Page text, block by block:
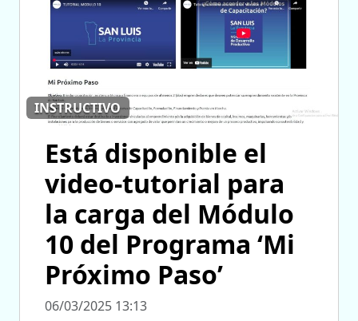
INSTRUCTIVO
Está disponible el
video-tutorial para
la carga del Módulo
10 del Programa ‘Mi
Próximo Paso’
06/03/2025 13:13